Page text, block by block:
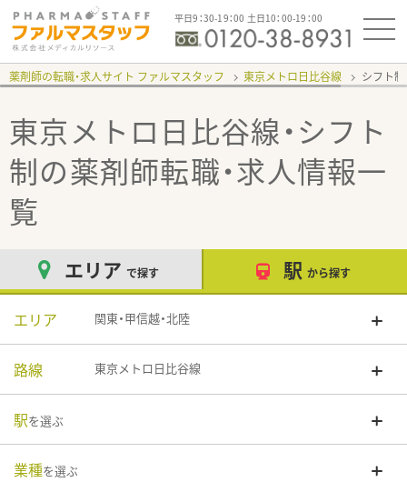
平日9：30-19：00 土日10：00-19：00
薬剤師の転職・求人サイト ファルマスタッフ 東京メトロ日比谷線 シフト制
東京メトロ日比谷線・シフト
制の薬剤師転職・求人情報一
覧
エリア で探す 駅 から探す
エリア 関東・甲信越・北陸
路線 東京メトロ日比谷線
駅を選ぶ
業種を選ぶ